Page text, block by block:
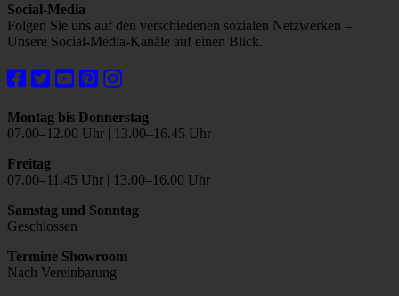
Social-Media
Folgen Sie uns auf den verschiedenen sozialen Netzwerken –
Unsere Social-Media-Kanäle auf einen Blick.
Montag bis Donnerstag
07.00–12.00 Uhr | 13.00–16.45 Uhr
Freitag
07.00–11.45 Uhr | 13.00–16.00 Uhr
Samstag und Sonntag
Geschlossen
Termine Showroom
Nach Vereinbarung